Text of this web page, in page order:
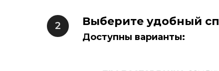
Выберите удобный
Доступны варианты: